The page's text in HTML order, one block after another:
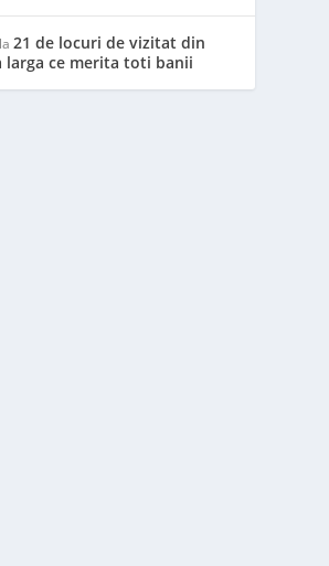
la21 de locuri de vizitat din
larga ce merita toti banii